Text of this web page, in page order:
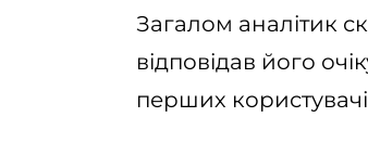
Загалом аналітик
відповідав його
перших